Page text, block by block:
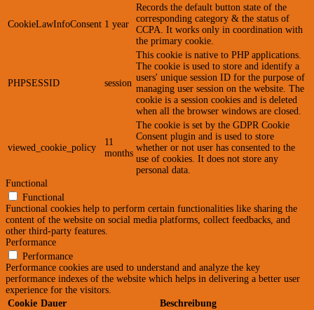
CookieLawInfoConsent 1 year
Records the default button state of the
corresponding category & the status of
CCPA. It works only in coordination with
the primary cookie.
PHPSESSID session
This cookie is native to PHP applications.
The cookie is used to store and identify a
users' unique session ID for the purpose of
managing user session on the website. The
cookie is a session cookies and is deleted
when all the browser windows are closed.
viewed_cookie_policy
11
months
The cookie is set by the GDPR Cookie
Consent plugin and is used to store
whether or not user has consented to the
use of cookies. It does not store any
personal data.
Functional
Functional
Functional cookies help to perform certain functionalities like sharing the
content of the website on social media platforms, collect feedbacks, and
other third-party features.
Performance
Performance
Performance cookies are used to understand and analyze the key
performance indexes of the website which helps in delivering a better user
experience for the visitors.
Cookie Dauer Beschreibung